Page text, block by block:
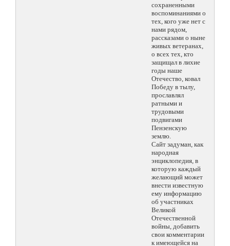
сохраненными
воспоминаниями о
тех, кого уже нет с
нами рядом,
рассказами о ныне
живых ветеранах,
о всех тех, кто
защищал в лихие
годы наше
Отечество, ковал
Победу в тылу,
прославлял
ратными и
трудовыми
подвигами
Пензенскую
землю.
Сайт задуман, как
народная
энциклопедия, в
которую каждый
желающий может
внести известную
ему информацию
об участниках
Великой
Отечественной
войны, добавить
свои комментарии
к имеющейся на